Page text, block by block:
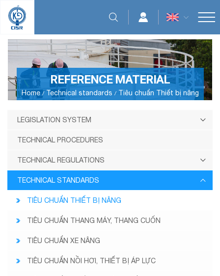
REFERENCE MATERIAL
Home Technical standards Tiêu chuẩn Thiết bị nâng
LEGISLATION SYSTEM
TECHNICAL PROCEDURES
TECHNICAL REGULATIONS
TECHNICAL STANDARDS
TIÊU CHUẨN THIẾT BỊ NÂNG
TIÊU CHUẨN THANG MÁY, THANG CUỐN
TIÊU CHUẨN XE NÂNG
TIÊU CHUẨN NỒI HƠI, THIẾT BỊ ÁP LỰC